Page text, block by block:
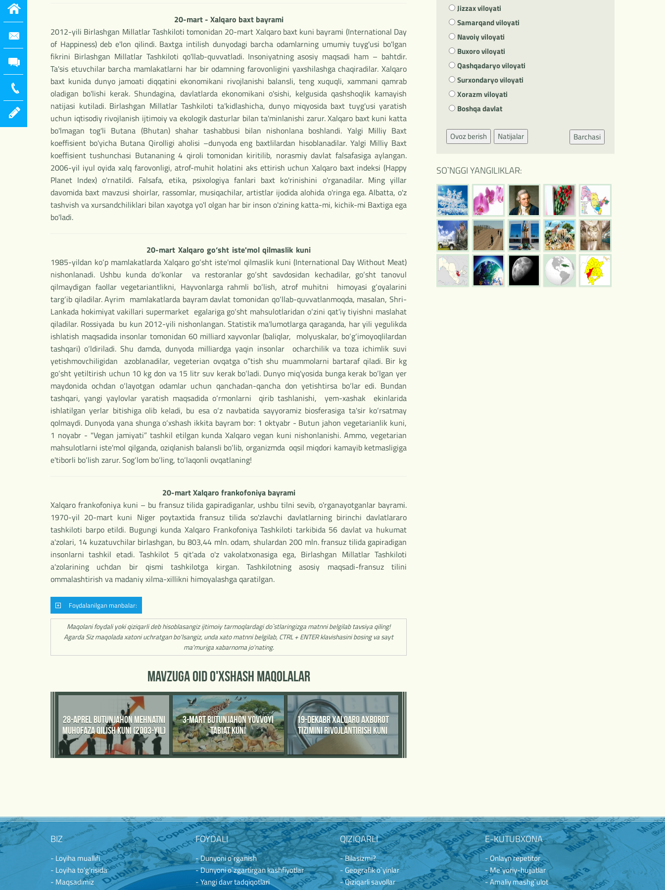
20-mart - Xalqaro baxt bayrami
2012-yili Birlashgan Millatlar Tashkiloti tomonidan 20-mart Xalqaro baxt kuni bayrami (International Day
of Happiness) deb e'lon qilindi. Baxtga intilish dunyodagi barcha odamlarning umumiy tuyg'usi bo'lgan
fikrini Birlashgan Millatlar Tashkiloti qo'llab-quvvatladi. Insoniyatning asosiy maqsadi ham – bahtdir.
Ta'sis etuvchilar barcha mamlakatlarni har bir odamning farovonligini yaxshilashga chaqiradilar. Xalqaro
baxt kunida dunyo jamoati diqqatini ekonomikani rivojlanishi balansli, teng xuquqli, xammani qamrab
oladigan bo'lishi kerak. Shundagina, davlatlarda ekonomikani o'sishi, kelgusida qashshoqlik kamayish
natijasi kutiladi. Birlashgan Millatlar Tashkiloti ta'kidlashicha, dunyo miqyosida baxt tuyg'usi yaratish
uchun iqtisodiy rivojlanish ijtimoiy va ekologik dasturlar bilan ta'minlanishi zarur. Xalqaro baxt kuni katta
bo'lmagan tog'li Butana (Bhutan) shahar tashabbusi bilan nishonlana boshlandi. Yalgi Milliy Baxt
koeffisient bo'yicha Butana Qirolligi aholisi –dunyoda eng baxtlilardan hisoblanadilar. Yalgi Milliy Baxt
koeffisient tushunchasi Butananing 4 qiroli tomonidan kiritilib, norasmiy davlat falsafasiga aylangan.
2006-yil iyul oyida xalq farovonligi, atrof-muhit holatini aks ettirish uchun Xalqaro baxt indeksi (Happy
Planet Index) o'rnatildi. Falsafa, etika, psixologiya fanlari baxt ko'rinishini o'rganadilar. Ming yillar
davomida baxt mavzusi shoirlar, rassomlar, musiqachilar, artistlar ijodida alohida o'ringa ega. Albatta, o'z
tashvish va xursandchiliklari bilan xayotga yo'l olgan har bir inson o'zining katta-mi, kichik-mi Baxtiga ega
bo'ladi.
20-mart Xalqaro go‘sht iste'mol qilmaslik kuni
1985-yildan ko‘p mamlakatlarda Xalqaro go‘sht iste'mol qilmaslik kuni (International Day Without Meat)
nishonlanadi. Ushbu kunda do‘konlar va restoranlar go‘sht savdosidan kechadilar, go‘sht tanovul
qilmaydigan faollar vegetariantlikni, Hayvonlarga rahmli bo‘lish, atrof muhitni himoyasi g‘oyalarini
targ‘ib qiladilar. Ayrim mamlakatlarda bayram davlat tomonidan qo‘llab-quvvatlanmoqda, masalan, Shri-
Lankada hokimiyat vakillari supermarket egalariga go‘sht mahsulotlaridan o‘zini qat'iy tiyishni maslahat
qiladilar. Rossiyada bu kun 2012-yili nishonlangan. Statistik ma'lumotlarga qaraganda, har yili yegulikda
ishlatish maqsadida insonlar tomonidan 60 milliard xayvonlar (baliqlar, molyuskalar, bo‘g‘imoyoqlilardan
tashqari) o‘ldiriladi. Shu damda, dunyoda milliardga yaqin insonlar ocharchilik va toza ichimlik suvi
yetishmovchiligidan azoblanadilar, vegeterian ovqatga o”tish shu muammolarni bartaraf qiladi. Bir kg
go‘sht yetiltirish uchun 10 kg don va 15 litr suv kerak bo‘ladi. Dunyo miq'yosida bunga kerak bo‘lgan yer
maydonida ochdan o‘layotgan odamlar uchun qanchadan-qancha don yetishtirsa bo‘lar edi. Bundan
tashqari, yangi yaylovlar yaratish maqsadida o‘rmonlarni qirib tashlanishi, yem-xashak ekinlarida
ishlatilgan yerlar bitishiga olib keladi, bu esa o‘z navbatida sayyoramiz biosferasiga ta'sir ko‘rsatmay
qolmaydi. Dunyoda yana shunga o‘xshash ikkita bayram bor: 1 oktyabr - Butun jahon vegetarianlik kuni,
1 noyabr - "Vegan jamiyati” tashkil etilgan kunda Xalqaro vegan kuni nishonlanishi. Ammo, vegetarian
mahsulotlarni iste'mol qilganda, oziqlanish balansli bo‘lib, organizmda oqsil miqdori kamayib ketmasligiga
e'tiborli bo‘lish zarur. Sog‘lom bo‘ling, to‘laqonli ovqatlaning!
20-mart Xalqaro frankofoniya bayrami
Xalqaro frankofoniya kuni – bu fransuz tilida gapiradiganlar, ushbu tilni sevib, o'rganayotganlar bayrami.
1970-yil 20-mart kuni Niger poytaxtida fransuz tilida so'zlavchi davlatlarning birinchi davlatlararo
tashkiloti barpo etildi. Bugungi kunda Xalqaro Frankofoniya Tashkiloti tarkibida 56 davlat va hukumat
a'zolari, 14 kuzatuvchilar birlashgan, bu 803,44 mln. odam, shulardan 200 mln. fransuz tilida gapiradigan
insonlarni tashkil etadi. Tashkilot 5 qit'ada o'z vakolatxonasiga ega, Birlashgan Millatlar Tashkiloti
a'zolarining uchdan bir qismi tashkilotga kirgan. Tashkilotning asosiy maqsadi-fransuz tilini
ommalashtirish va madaniy xilma-xillikni himoyalashga qaratilgan.
Foydalanilgan manbalar:
Maqolani foydali yoki qiziqarli deb hisoblasangiz ijtimoiy tarmoqlardagi do`stlaringizga matnni belgilab tavsiya qiling!
Agarda Siz maqolada xatoni uchratgan bo'lsangiz, unda xato matnni belgilab, CTRL + ENTER klavishasini bosing va sayt
ma'muriga xabarnoma jo'nating.
MAVZUGA OID O'XSHASH MAQOLALAR
28-APREL BUTUNJAHON MEHNATNI
MUHOFAZA QILISH KUNI (2003-YIL)
3-MART BUTUNJAHON YOVVOYI
TABIAT KUNI
19-DEKABR XALQARO AXBOROT
TIZIMINI RIVOJLANTIRISH KUNI
Jizzax viloyati
Samarqand viloyati
Navoiy viloyati
Buxoro viloyati
Qashqadaryo viloyati
Surxondaryo viloyati
Xorazm viloyati
Boshqa davlat
Ovoz berish Natijalar Barchasi
SO`NGGI YANGILIKLAR:
BIZ
- Loyiha muallifi
- Loyiha to'g'risida
- Maqsadimiz
FOYDALI
- Dunyoni o`rganish
- Dunyoni o`zgartirgan kashfiyotlar
- Yangi davr tadqiqotlari
QIZIQARLI
- Bilasizmi?
- Geografik o`yinlar
- Qiziqarli savollar
E-KUTUBXONA
- Onlayn repetitor
- Me`yoriy-hujjatlar
- Amaliy mashg`ulot